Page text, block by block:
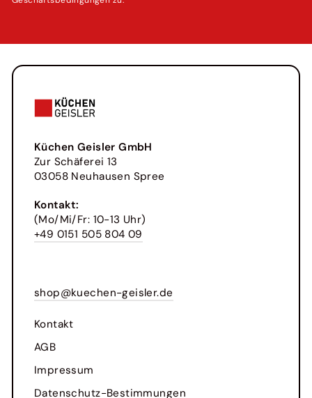
Küchen Geisler GmbH
Zur Schäferei 13
03058 Neuhausen Spree
Kontakt:
(Mo/Mi/Fr: 10-13 Uhr)
+49 0151 505 804 09
shop@kuechen-geisler.de
Kontakt
AGB
Impressum
Datenschutz-Bestimmungen